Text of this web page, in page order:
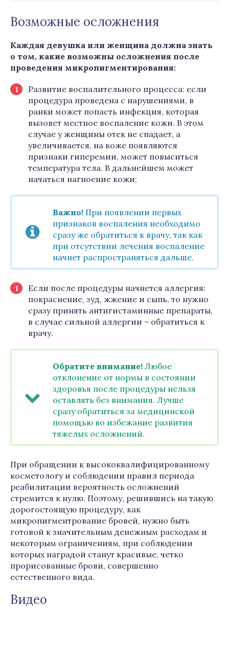
Возможные осложнения
Каждая девушка или женщина должна знать
о том, какие возможны осложнения после
проведения микропигментирования:
Развитие воспалительного процесса: если
процедура проведена с нарушениями, в
ранки может попасть инфекция, которая
вызовет местное воспаление кожи. В этом
случае у женщины отек не спадает, а
увеличивается, на коже появляются
признаки гиперемии, может повыситься
температура тела. В дальнейшем может
начаться нагноение кожи;
Важно! При появлении первых
признаков воспаления необходимо
сразу же обратиться к врачу, так как
при отсутствии лечения воспаление
начнет распространяться дальше.
Если после процедуры начнется аллергия:
покраснение, зуд, жжение и сыпь, то нужно
сразу принять антигистаминные препараты,
в случае сильной аллергии – обратиться к
врачу.
Обратите внимание! Любое
отклонение от нормы в состоянии
здоровья после процедуры нельзя
оставлять без внимания. Лучше
сразу обратиться за медицинской
помощью во избежание развития
тяжелых осложнений.
При обращении к высококвалифицированному
косметологу и соблюдении правил периода
реабилитации вероятность осложнений
стремится к нулю. Поэтому, решившись на такую
дорогостоящую процедуру, как
микропигментрование бровей, нужно быть
готовой к значительным денежным расходам и
некоторым ограничениям, при соблюдении
которых наградой станут красивые, четко
прорисованные брови, совершенно
естественного вида.
Видео